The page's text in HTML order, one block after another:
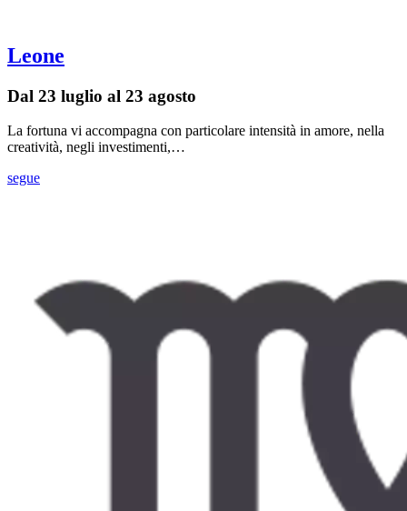
Leone
Dal 23 luglio al 23 agosto
La fortuna vi accompagna con particolare intensità in amore, nella
creatività, negli investimenti,…
segue